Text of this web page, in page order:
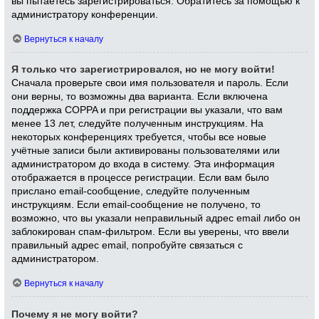
администратору конференции.
Вернуться к началу
Я только что зарегистрировался, но не могу войти!
Сначала проверьте свои имя пользователя и пароль. Если
они верны, то возможны два варианта. Если включена
поддержка COPPA и при регистрации вы указали, что вам
менее 13 лет, следуйте полученным инструкциям. На
некоторых конференциях требуется, чтобы все новые
учётные записи были активированы пользователями или
администратором до входа в систему. Эта информация
отображается в процессе регистрации. Если вам было
прислано email-сообщение, следуйте полученным
инструкциям. Если email-сообщение не получено, то
возможно, что вы указали неправильный адрес email либо он
заблокирован спам-фильтром. Если вы уверены, что ввели
правильный адрес email, попробуйте связаться с
администратором.
Вернуться к началу
Почему я не могу войти?